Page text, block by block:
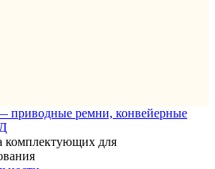
комплектующих для